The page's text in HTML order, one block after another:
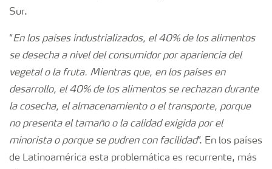
Sur.
“En los países industrializados, el 40% de los alimentos
se desecha a nivel del consumidor por apariencia del
vegetal o la fruta. Mientras que, en los países en
desarrollo, el 40% de los alimentos se rechazan durante
la cosecha, el almacenamiento o el transporte, porque
no presenta el tamaño o la calidad exigida por el
minorista o porque se pudren con facilidad”. En los países
de Latinoamérica esta problemática es recurrente, más